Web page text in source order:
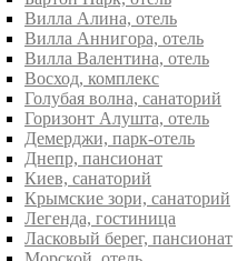
Вилла Алина, отель
Вилла Аннигора, отель
Вилла Валентина, отель
Восход, комплекс
Голубая волна, санаторий
Горизонт Алушта, отель
Демерджи, парк-отель
Днепр, пансионат
Киев, санаторий
Крымские зори, санаторий
Легенда, гостиница
Ласковый берег, пансионат